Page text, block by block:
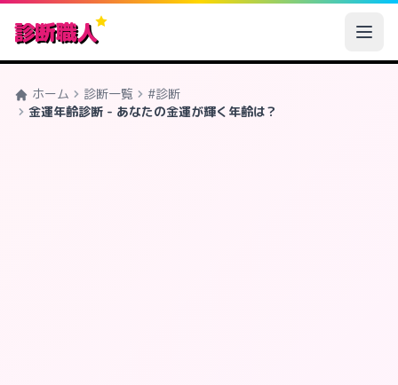
診断職人
ホーム 診断一覧
#診断
金運年齢診断 - あなたの金運が輝く年齢は？